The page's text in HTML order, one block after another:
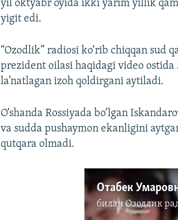
yil oktyabr oyida ikki yarim yillik
yigit edi.
“Ozodlik” radiosi ko‘rib chiqqan sud
prezident oilasi haqidagi video
la’natlagan izoh qoldirgani aytiladi.
O‘shanda Rossiyada bo‘lgan
va sudda pushaymon ekanligini
qutqara olmadi.
биланОзодлик